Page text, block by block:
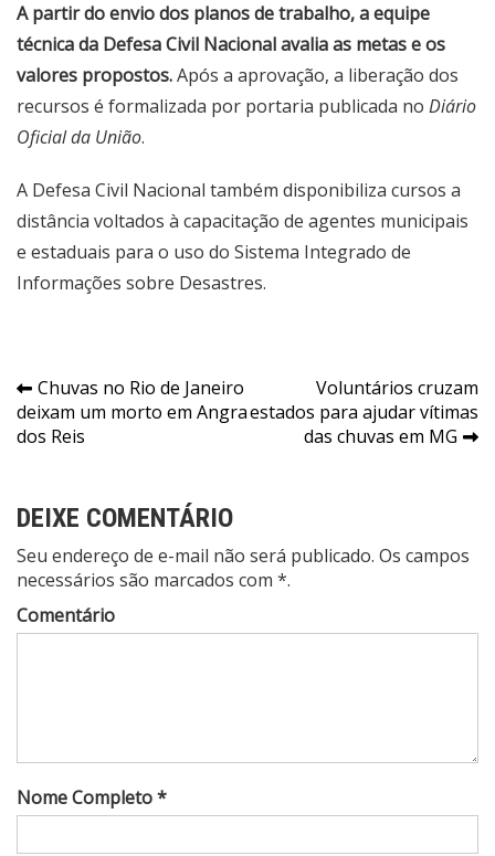
A partir do envio dos planos de trabalho, a equipe
técnica da Defesa Civil Nacional avalia as metas e os
valores propostos.Após a aprovação, a liberação dos
recursos é formalizada por portaria publicada no Diário
Oficial da União.
A Defesa Civil Nacional também disponibiliza cursos a
distância voltados à capacitação de agentes municipais
e estaduais para o uso do Sistema Integrado de
Informações sobre Desastres.
Navegação
de
Chuvas no Rio de Janeiro
deixam um morto em Angra
dos Reis
Voluntários cruzam
estados para ajudar vítimas
das chuvas em MG
DEIXE COMENTÁRIO
Seu endereço de e-mail não será publicado. Os campos
necessários são marcados com *.
Comentário
Nome Completo *